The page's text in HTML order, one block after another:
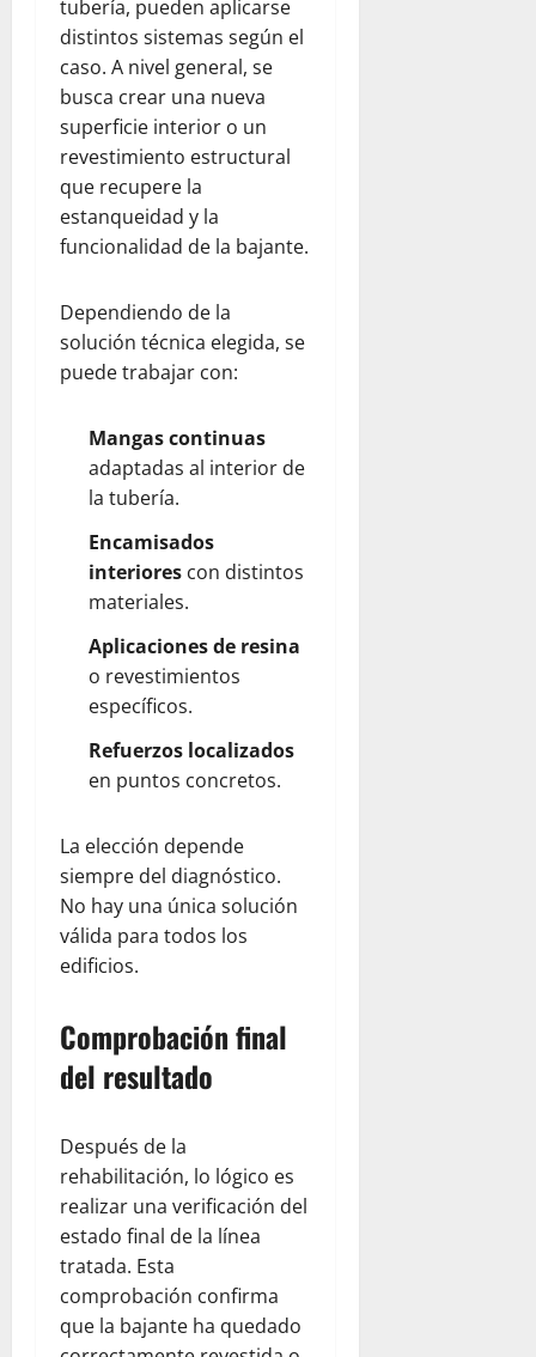
tubería, pueden aplicarse
distintos sistemas según el
caso. A nivel general, se
busca crear una nueva
superficie interior o un
revestimiento estructural
que recupere la
estanqueidad y la
funcionalidad de la bajante.
Dependiendo de la
solución técnica elegida, se
puede trabajar con:
Mangas continuas
adaptadas al interior de
la tubería.
Encamisados
interiores con distintos
materiales.
Aplicaciones de resina
o revestimientos
específicos.
Refuerzos localizados
en puntos concretos.
La elección depende
siempre del diagnóstico.
No hay una única solución
válida para todos los
edificios.
Comprobación final
del resultado
Después de la
rehabilitación, lo lógico es
realizar una verificación del
estado final de la línea
tratada. Esta
comprobación confirma
que la bajante ha quedado